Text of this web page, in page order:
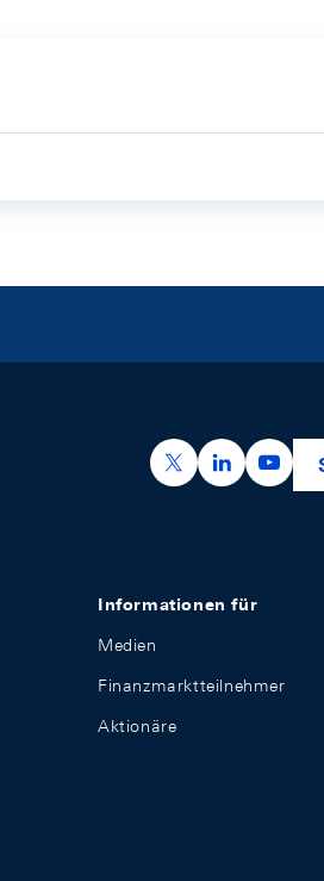
https://x.com/
https://
Informationen für
Medien
Finanzmarktteilnehmer
Aktionäre